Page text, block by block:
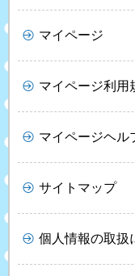
マイページ
マイページ利用
マイページヘル
サイトマップ
個人情報の取扱